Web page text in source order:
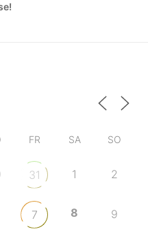
FR SA SO
31 1 2
7 8 9